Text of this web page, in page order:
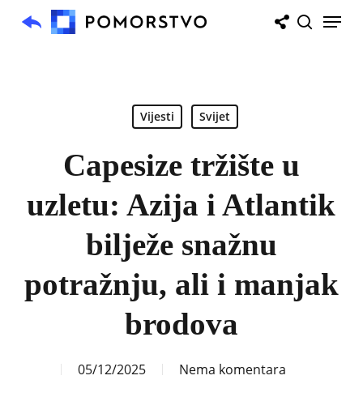
Menu
Vijesti Svijet
Capesize tržište u
uzletu: Azija i Atlantik
bilježe snažnu
potražnju, ali i manjak
brodova
05/12/2025 Nema komentara